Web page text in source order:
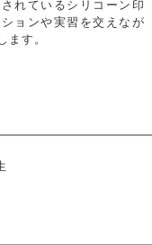
れているシリコーン印
ョンや実習を交えなが
ます。